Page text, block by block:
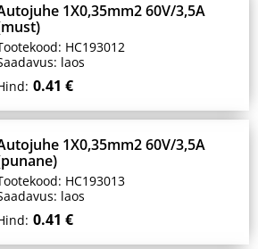
1X0,35mm2 60V/3,5A
HC193012
laos
0.41 €
1X0,35mm2 60V/3,5A
HC193013
laos
0.41 €